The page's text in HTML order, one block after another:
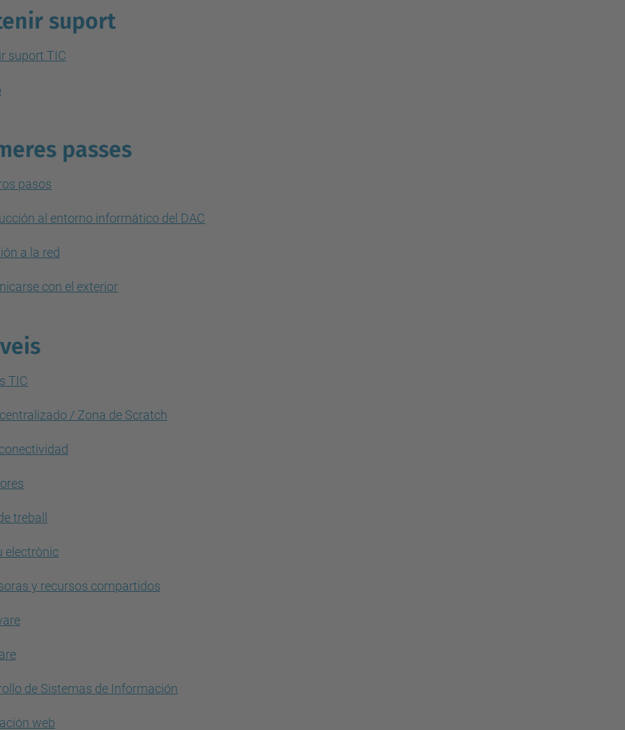
suport
suport TIC
passes
pasos
al entorno informático del DAC
a la red
con el exterior
TIC
/ Zona de Scratch
treball
electrònic
y recursos compartidos
de Sistemas de Información
web